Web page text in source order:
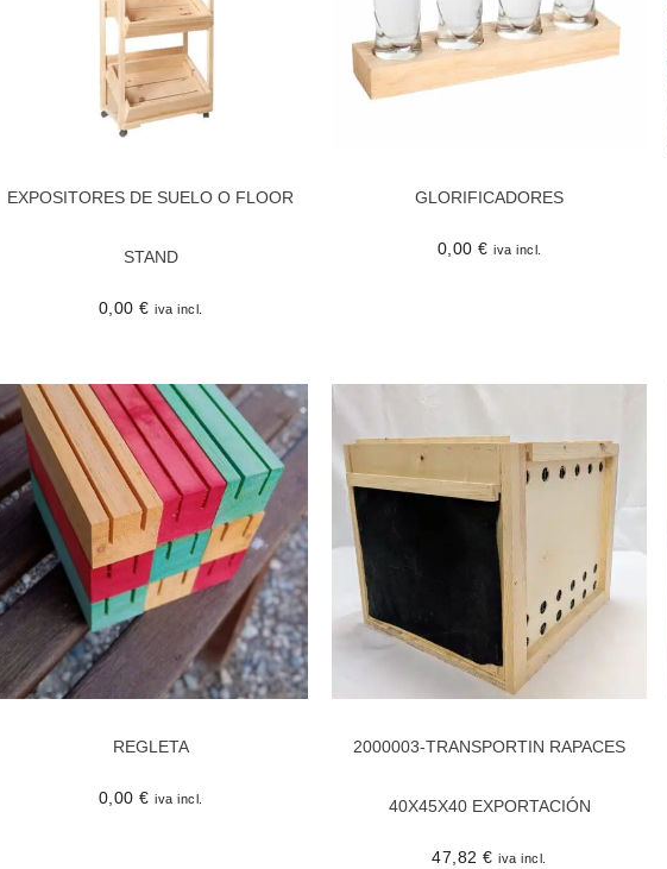
EXPOSITORES DE SUELO O FLOOR
STAND
0,00 € iva incl.
GLORIFICADORES
0,00 € iva incl.
REGLETA
0,00 € iva incl.
2000003-TRANSPORTIN RAPACES
40X45X40 EXPORTACIÓN
47,82€ iva incl.